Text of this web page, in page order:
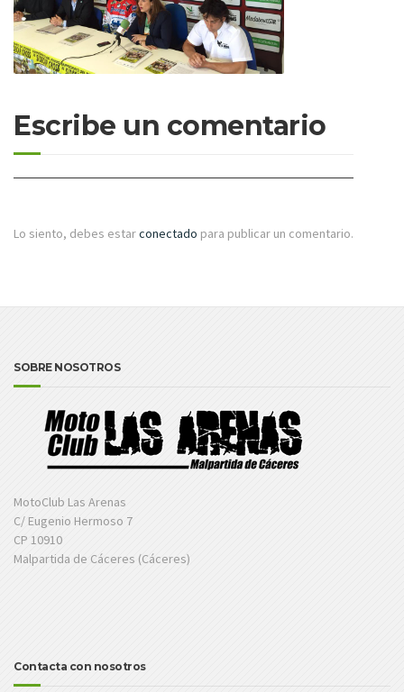
Escribe un comentario
Lo siento, debes estarconectado para publicar un comentario.
SOBRE NOSOTROS
MotoClub Las Arenas
C/ Eugenio Hermoso 7
CP 10910
Malpartida de Cáceres (Cáceres)
Contacta con nosotros